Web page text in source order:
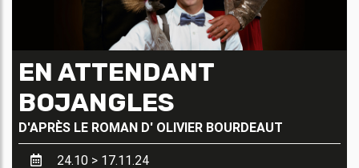
EN ATTENDANT
BOJANGLES
D'APRÈS LE ROMAN D' OLIVIER BOURDEAUT
24.10 > 17.11.24